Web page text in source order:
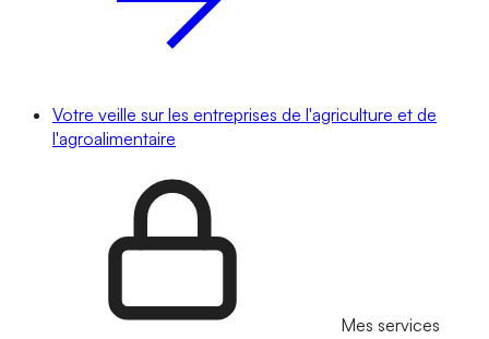
Votre veille sur les entreprises de l'agriculture et de
l'agroalimentaire
Mes services